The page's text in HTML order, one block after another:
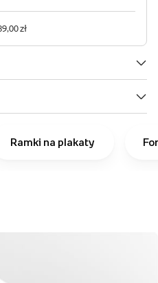
Ramki na plakaty